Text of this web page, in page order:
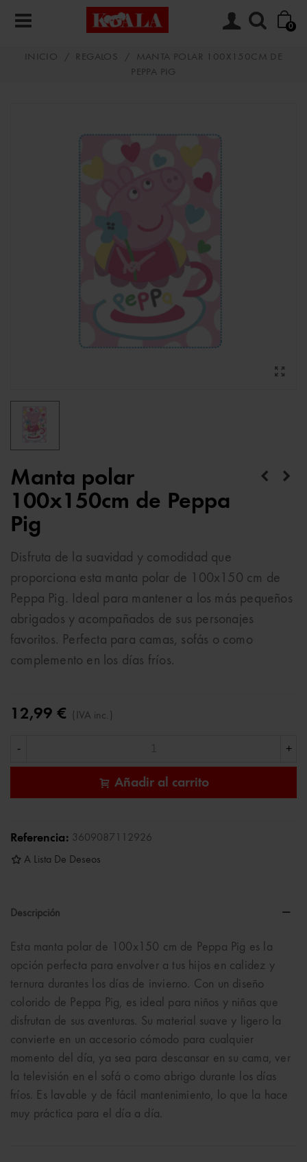
0
INICIO / REGALOS /
MANTA POLAR 100X150CM DE
PEPPA PIG
Manta polar
100x150cm de Peppa
Pig
Disfruta de la suavidad y comodidad que
proporciona esta manta polar de 100x150 cm de
Peppa Pig. Ideal para mantener a los más pequeños
abrigados y acompañados de sus personajes
favoritos. Perfecta para camas, sofás o como
complemento en los días fríos.
12,99 € (IVA inc.)
- +
Añadir al carrito
Referencia: 3609087112926
A Lista De Deseos
Descripción
Esta manta polar de 100x150 cm de Peppa Pig es la
opción perfecta para envolver a tus hijos en calidez y
ternura durantes los días de invierno. Con un diseño
colorido de Peppa Pig, es ideal para niños y niñas que
disfrutan de sus aventuras. Su material suave y ligero la
convierte en un accesorio cómodo para cualquier
momento del día, ya sea para descansar en su cama, ver
la televisión en el sofá o como abrigo durante los días
fríos. Es lavable y de fácil mantenimiento, lo que la hace
muy práctica para el día a día.